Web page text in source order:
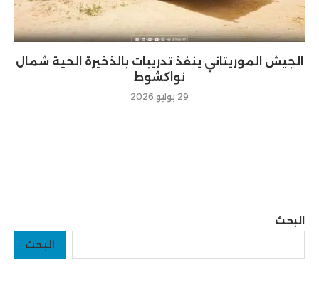
الجيش الموريتاني ينفذ تدريبات بالذخيرة الحية شمال
نواكشوط
29 يوليو 2026
البحث
البحث